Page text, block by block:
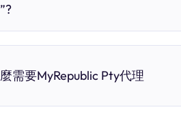
需要MyRepublic Pty代理